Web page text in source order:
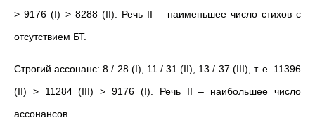
> 9176 (I) > 8288 (II). Речь II – наименьшее число стихов с
отсутствием БТ.
Строгий ассонанс: 8 / 28 (I), 11 / 31 (II), 13 / 37 (III), т. е. 11396
(II) > 11284 (III) > 9176 (I). Речь II – наибольшее число
ассонансов.